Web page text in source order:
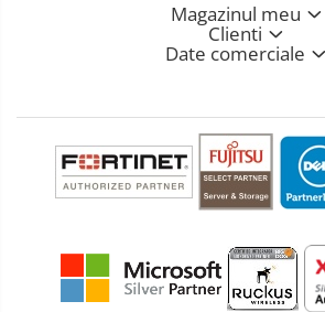
Magazinul meu
Clienti
Date comerciale